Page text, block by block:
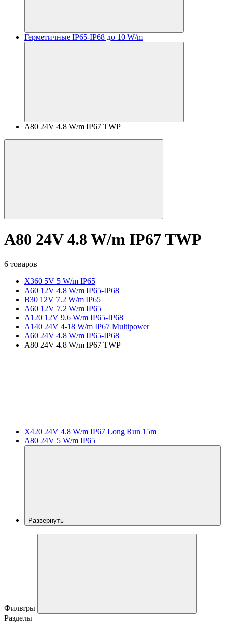
Герметичные IP65-IP68 до 10 W/m
A80 24V 4.8 W/m IP67 TWP
A80 24V 4.8 W/m IP67 TWP
6 товаров
X360 5V 5 W/m IP65
A60 12V 4.8 W/m IP65-IP68
B30 12V 7.2 W/m IP65
A60 12V 7.2 W/m IP65
A120 12V 9.6 W/m IP65-IP68
A140 24V 4-18 W/m IP67 Multipower
A60 24V 4.8 W/m IP65-IP68
A80 24V 4.8 W/m IP67 TWP
X420 24V 4.8 W/m IP67 Long Run 15m
A80 24V 5 W/m IP65
Развернуть
Фильтры
Разделы